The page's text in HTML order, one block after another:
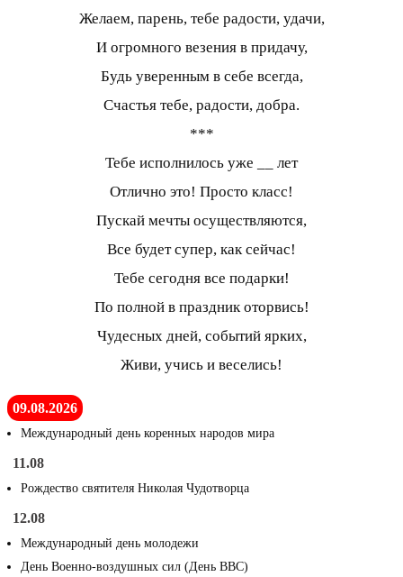
Желаем, парень, тебе радости, удачи,
И огромного везения в придачу,
Будь уверенным в себе всегда,
Счастья тебе, радости, добра.
***
Тебе исполнилось уже __ лет
Отлично это! Просто класс!
Пускай мечты осуществляются,
Все будет супер, как сейчас!
Тебе сегодня все подарки!
По полной в праздник оторвись!
Чудесных дней, событий ярких,
Живи, учись и веселись!
09.08.2026
Международный день коренных народов мира
11.08
Рождество святителя Николая Чудотворца
12.08
Международный день молодежи
День Военно-воздушных сил (День ВВС)